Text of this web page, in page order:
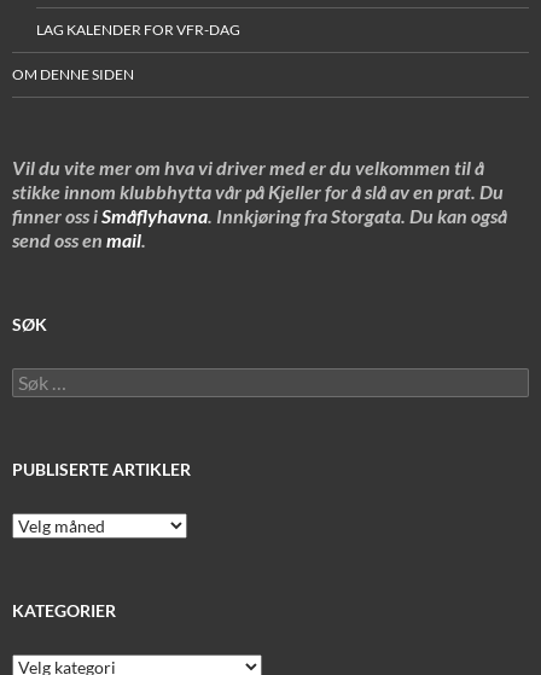
LAG KALENDER FOR VFR-DAG
OM DENNE SIDEN
Vil du vite mer om hva vi driver med er du velkommen til å
stikke innom klubbhytta vår på Kjeller for å slå av en prat. Du
finner oss iSmåflyhavna. Innkjøring fra Storgata. Du kan også
send oss en mail.
SØK
Søk
etter:
PUBLISERTE ARTIKLER
Publiserte
artikler
KATEGORIER
Kategorier